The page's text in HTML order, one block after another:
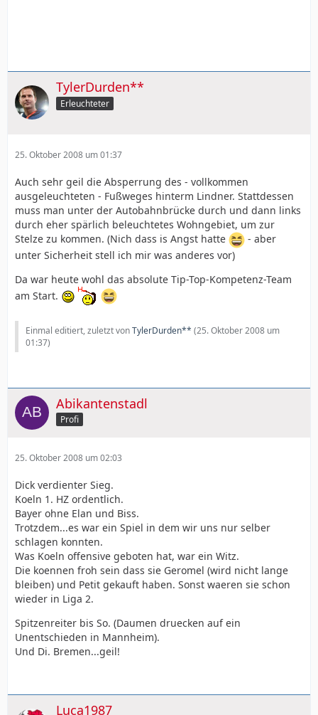
TylerDurden**
Erleuchteter
25. Oktober 2008 um 01:37
Auch sehr geil die Absperrung des - vollkommen
ausgeleuchteten - Fußweges hinterm Lindner. Stattdessen
muss man unter der Autobahnbrücke durch und dann links
durch eher spärlich beleuchtetes Wohngebiet, um zur
Stelze zu kommen. (Nich dass is Angst hatte
- aber
unter Sicherheit stell ich mir was anderes vor)
Da war heute wohl das absolute Tip-Top-Kompetenz-Team
am Start.
Einmal editiert, zuletzt vonTylerDurden** (25. Oktober 2008 um
01:37)
Abikantenstadl
Profi
25. Oktober 2008 um 02:03
Dick verdienter Sieg.
Koeln 1. HZ ordentlich.
Bayer ohne Elan und Biss.
Trotzdem...es war ein Spiel in dem wir uns nur selber
schlagen konnten.
Was Koeln offensive geboten hat, war ein Witz.
Die koennen froh sein dass sie Geromel (wird nicht lange
bleiben) und Petit gekauft haben. Sonst waeren sie schon
wieder in Liga 2.
Spitzenreiter bis So. (Daumen druecken auf ein
Unentschieden in Mannheim).
Und Di. Bremen...geil!
Luca1987